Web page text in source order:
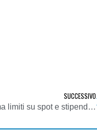
SUCCESSIVO
Tv. RAI: extra-gettito di 301 mln ma limiti su spot e stipendi ancora in bilico